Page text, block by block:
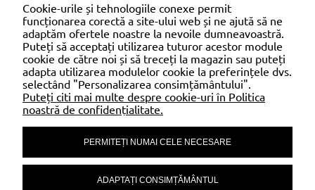
SHOPPING
AJUTOR
CONTUL MEU
Cookie-urile și tehnologiile conexe permit
funcționarea corectă a site-ului web și ne ajută să ne
adaptăm ofertele noastre la nevoile dumneavoastră.
Puteți să acceptați utilizarea tuturor acestor module
cookie de către noi și să treceți la magazin sau puteți
adapta utilizarea modulelor cookie la preferințele dvs.
selectând "Personalizarea consimțământului".
Puteți citi mai multe despre cookie-uri în Politica
noastră de confidențialitate.
PERMITEȚI NUMAI CELE NECESARE
ADAPTAȚI CONSIMȚĂMÂNTUL